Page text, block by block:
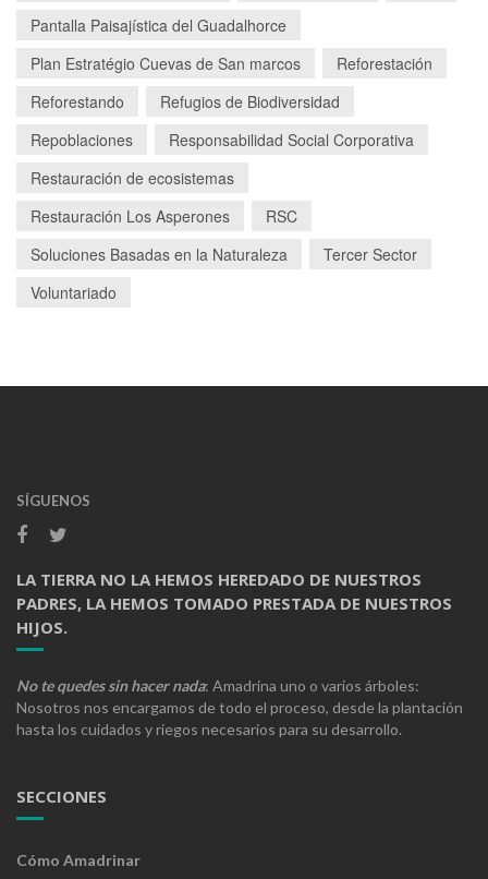
Pantalla Paisajística del Guadalhorce
Plan Estratégio Cuevas de San marcos
Reforestación
Reforestando
Refugios de Biodiversidad
Repoblaciones
Responsabilidad Social Corporativa
Restauración de ecosistemas
Restauración Los Asperones
RSC
Soluciones Basadas en la Naturaleza
Tercer Sector
Voluntariado
SÍGUENOS
LA TIERRA NO LA HEMOS HEREDADO DE NUESTROS
PADRES, LA HEMOS TOMADO PRESTADA DE NUESTROS
HIJOS.
No te quedes sin hacer nada: Amadrina uno o varios árboles:
Nosotros nos encargamos de todo el proceso, desde la plantación
hasta los cuidados y riegos necesarios para su desarrollo.
SECCIONES
Cómo Amadrinar